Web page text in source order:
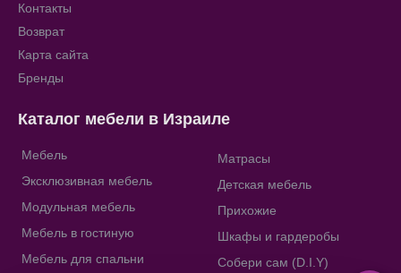
Контакты
Возврат
Карта сайта
Бренды
Каталог мебели в Израиле
Мебель
Эксклюзивная мебель
Модульная мебель
Мебель в гостиную
Мебель для спальни
Матрасы
Детская мебель
Прихожие
Шкафы и гардеробы
Собери сам (D.I.Y)